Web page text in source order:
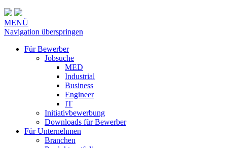
MENÜ
Navigation überspringen
Für Bewerber
Jobsuche
MED
Industrial
Business
Engineer
IT
Initiativbewerbung
Downloads für Bewerber
Für Unternehmen
Branchen